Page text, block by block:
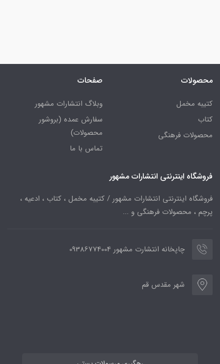
محصولات
کتیبه مخمل
کتاب
محصولات فرهنگی
صفحات
وبلاگ انتشارات مشهور
سفارش عمده (بروشور
محصولات)
تماس با ما
فروشگاه اینترنتی انتشارات مشهور
فروشگاه اینترنتی انتشارات مشهور / کتیبه مخمل ، کتاب ، ادعیه ،
پرچم ، محصولات فرهنگی و ...
چاپخانه انتشارت مشهور 09386774004
شهر مقدس قم